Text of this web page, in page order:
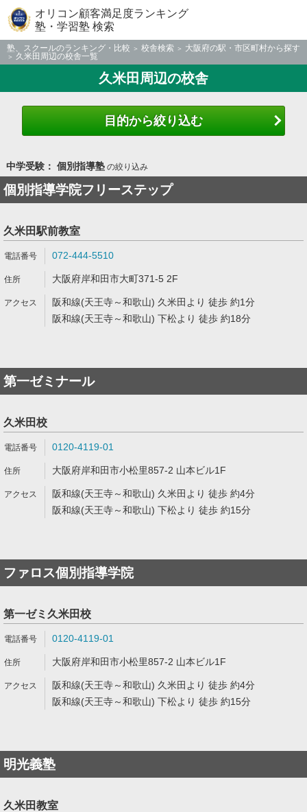
オリコン顧客満足度ランキング
塾・学習塾 検索
塾、スクールのランキング・比較 校舎検索
大阪府の駅・市区町村から探す
久米田周辺の校舎一覧
久米田周辺の校舎
目的から絞り込む
中学受験： 個別指導塾の絞り込み
個別指導学院フリーステップ
久米田駅前教室
072-444-5510
大阪府岸和田市大町371-5 2F
阪和線(天王寺～和歌山) 久米田より 徒歩 約1分
阪和線(天王寺～和歌山) 下松より 徒歩 約18分
第一ゼミナール
久米田校
0120-4119-01
大阪府岸和田市小松里857-2 山本ビル1F
阪和線(天王寺～和歌山) 久米田より 徒歩 約4分
阪和線(天王寺～和歌山) 下松より 徒歩 約15分
ファロス個別指導学院
第一ゼミ久米田校
0120-4119-01
大阪府岸和田市小松里857-2 山本ビル1F
阪和線(天王寺～和歌山) 久米田より 徒歩 約4分
阪和線(天王寺～和歌山) 下松より 徒歩 約15分
明光義塾
久米田教室